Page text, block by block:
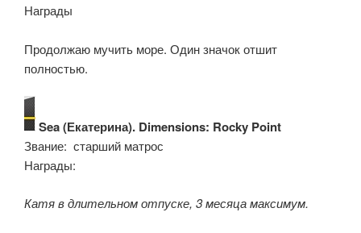
Награды:
Продолжаю мучить море. Один значок отшит
полностью.
Sea (Екатерина). Dimensions: Rocky Point
Звание: старший матрос
Награды:
Катя в длительном отпуске, 3 месяца максимум.